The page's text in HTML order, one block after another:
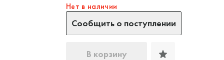
Нет в наличии
Сообщить о поступлении
В корзину